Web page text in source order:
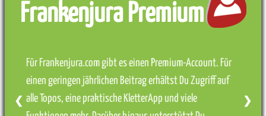
Frankenjura Premium
Für Frankenjura.com gibt es einen Premium-Account. Für
einen geringen jährlichen Beitrag erhältst Du Zugriff auf
alle Topos, eine praktische KletterApp und viele
❮ ❯